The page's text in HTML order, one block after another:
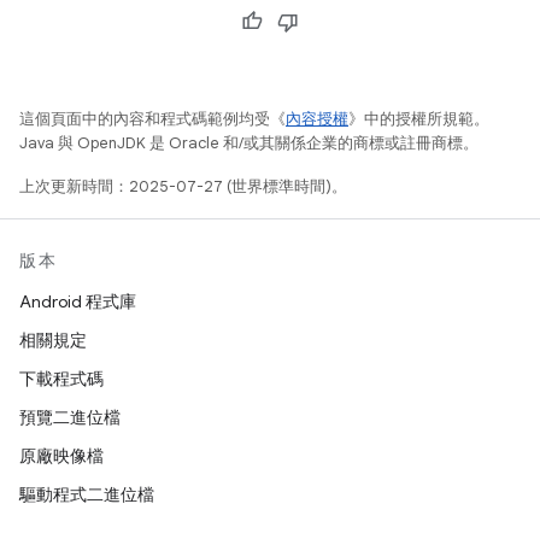
這個頁面中的內容和程式碼範例均受《內容授權》中的授權所規範。
Java 與 OpenJDK 是 Oracle 和/或其關係企業的商標或註冊商標。
上次更新時間：2025-07-27 (世界標準時間)。
版本
Android 程式庫
相關規定
下載程式碼
預覽二進位檔
原廠映像檔
驅動程式二進位檔